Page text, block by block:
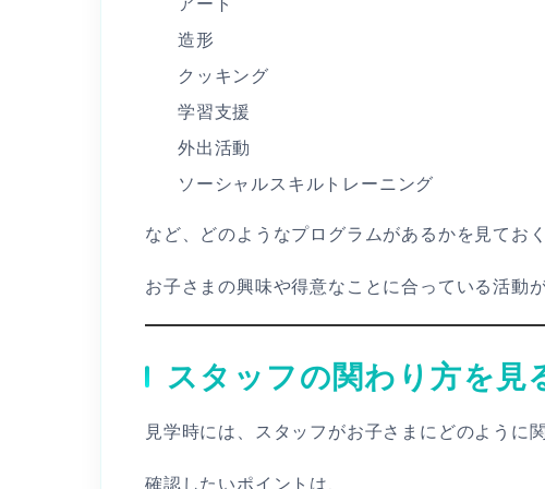
造形
クッキング
学習支援
外出活動
ソーシャルスキルトレーニング
など、どのようなプログラムがあるかを見てお
お子さまの興味や得意なことに合っている活動
スタッフの関わり方を見
見学時には、スタッフがお子さまにどのように
確認したいポイントは、